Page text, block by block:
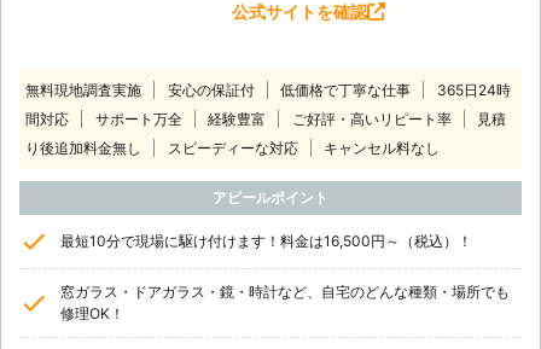
公式サイトを確認
無料現地調査実施 安心の保証付 低価格で丁寧な仕事
365日24時
間対応
サポート万全 経験豊富 ご好評・高いリピート率
見積
り後追加料金無し
スピーディーな対応 キャンセル料なし
アピールポイント
最短10分で現場に駆け付けます！料金は16,500円～（税込）！
窓ガラス・ドアガラス・鏡・時計など、自宅のどんな種類・場所でも
修理OK！